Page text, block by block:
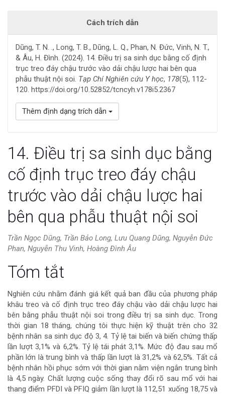
Cách trích dẫn
Dũng, T. N. ., Long, T. B., Dũng, L. Q., Phan, N. Đức, Vinh, N. T.,
& Âu, H. Đình. (2024). 14. Điều trị sa sinh dục bằng cố định
trục treo đáy chậu trước vào dải chậu lược hai bên qua
phẫu thuật nội soi. Tạp Chí Nghiên cứu Y học, 178(5), 112-
120. https://doi.org/10.52852/tcncyh.v178i5.2367
Thêm định dạng trích dẫn
14. Điều trị sa sinh dục bằng
cố định trục treo đáy chậu
trước vào dải chậu lược hai
bên qua phẫu thuật nội soi
Trần Ngọc Dũng, Trần Bảo Long, Lưu Quang Dũng, Nguyễn Đức
Phan, Nguyễn Thu Vinh, Hoàng Đình Âu
Nội
dung
chính
của
bài
viết
Tóm tắt
Nghiên cứu nhằm đánh giá kết quả ban đầu của phương pháp
khâu treo và cố định trục treo đáy chậu vào dải chậu lược hai
bên bằng phẫu thuật nội soi trong điều trị sa sinh dục. Trong
thời gian 18 tháng, chúng tôi thực hiện kỹ thuật trên cho 32
bệnh nhân sa sinh dục độ 3, 4. Tỷ lệ tai biến và biến chứng thấp
lần lượt 3,1% và 6,2%. Tỷ lệ tái phát 3,1%. Mức độ đau sau mổ
phần lớn là trung bình và thấp lần lượt là 31,2% và 62,5%. Tất cả
bệnh nhân hồi phục sớm với thời gian nằm viện ngắn trung bình
là 4,5 ngày. Chất lượng cuộc sống thay đổi rõ sau mổ với hai
thang điểm PFDI và PFIQ giảm lần lượt là 112,51 xuống 18,75 và